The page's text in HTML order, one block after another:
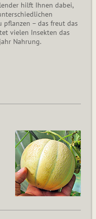
hilft Ihnen dabei,
pflanzen – das freut das
vielen Insekten das
Nahrung.